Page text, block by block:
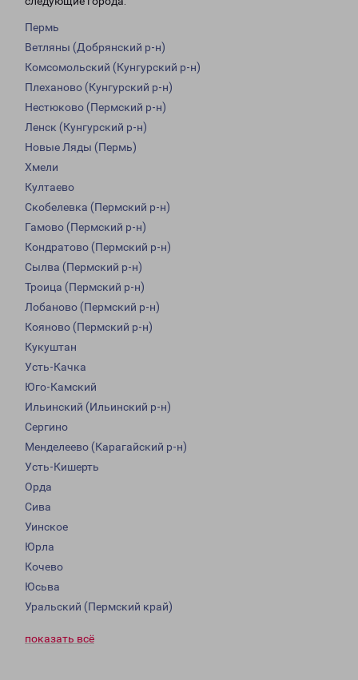
Пермь
Ветляны (Добрянский р-н)
Комсомольский (Кунгурский р-н)
Плеханово (Кунгурский р-н)
Нестюково (Пермский р-н)
Ленск (Кунгурский р-н)
Новые Ляды (Пермь)
Хмели
Култаево
Скобелевка (Пермский р-н)
Гамово (Пермский р-н)
Кондратово (Пермский р-н)
Сылва (Пермский р-н)
Троица (Пермский р-н)
Лобаново (Пермский р-н)
Кояново (Пермский р-н)
Кукуштан
Усть-Качка
Юго-Камский
Ильинский (Ильинский р-н)
Сергино
Менделеево (Карагайский р-н)
Усть-Кишерть
Орда
Сива
Уинское
Юрла
Кочево
Юсьва
Уральский (Пермский край)
показать всё